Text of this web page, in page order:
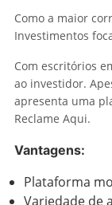
Como a maior
Investimentos
Com escritórios
ao investidor.
apresenta uma
Reclame Aqui.
Vantagens:
Plataforma
Variedade de